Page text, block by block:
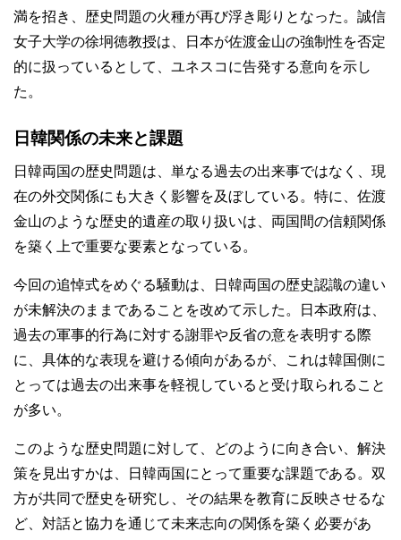
満を招き、歴史問題の火種が再び浮き彫りとなった。誠信
女子大学の徐坰徳教授は、日本が佐渡金山の強制性を否定
的に扱っているとして、ユネスコに告発する意向を示し
た。
日韓関係の未来と課題
日韓両国の歴史問題は、単なる過去の出来事ではなく、現
在の外交関係にも大きく影響を及ぼしている。特に、佐渡
金山のような歴史的遺産の取り扱いは、両国間の信頼関係
を築く上で重要な要素となっている。
今回の追悼式をめぐる騒動は、日韓両国の歴史認識の違い
が未解決のままであることを改めて示した。日本政府は、
過去の軍事的行為に対する謝罪や反省の意を表明する際
に、具体的な表現を避ける傾向があるが、これは韓国側に
とっては過去の出来事を軽視していると受け取られること
が多い。
このような歴史問題に対して、どのように向き合い、解決
策を見出すかは、日韓両国にとって重要な課題である。双
方が共同で歴史を研究し、その結果を教育に反映させるな
ど、対話と協力を通じて未来志向の関係を築く必要があ